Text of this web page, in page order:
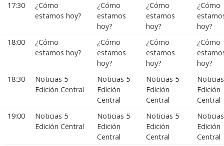
17:30
¿Cómo
estamos hoy?
¿Cómo
estamos
hoy?
¿Cómo
estamos
hoy?
¿Cómo
hoy?
18:00
¿Cómo
estamos hoy?
¿Cómo
estamos
hoy?
¿Cómo
estamos
hoy?
¿Cómo
hoy?
18:30
Noticias 5
Edición Central
Noticias 5
Edición
Central
Noticias 5
Edición
Central
Edición
Central
19:00
Noticias 5
Edición Central
Noticias 5
Edición
Central
Noticias 5
Edición
Central
Edición
Central